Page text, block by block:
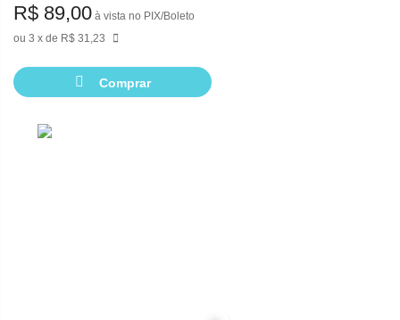
3 de R$ 31,23
R$ 89,00 à vista no PIX/Boleto
Comprar